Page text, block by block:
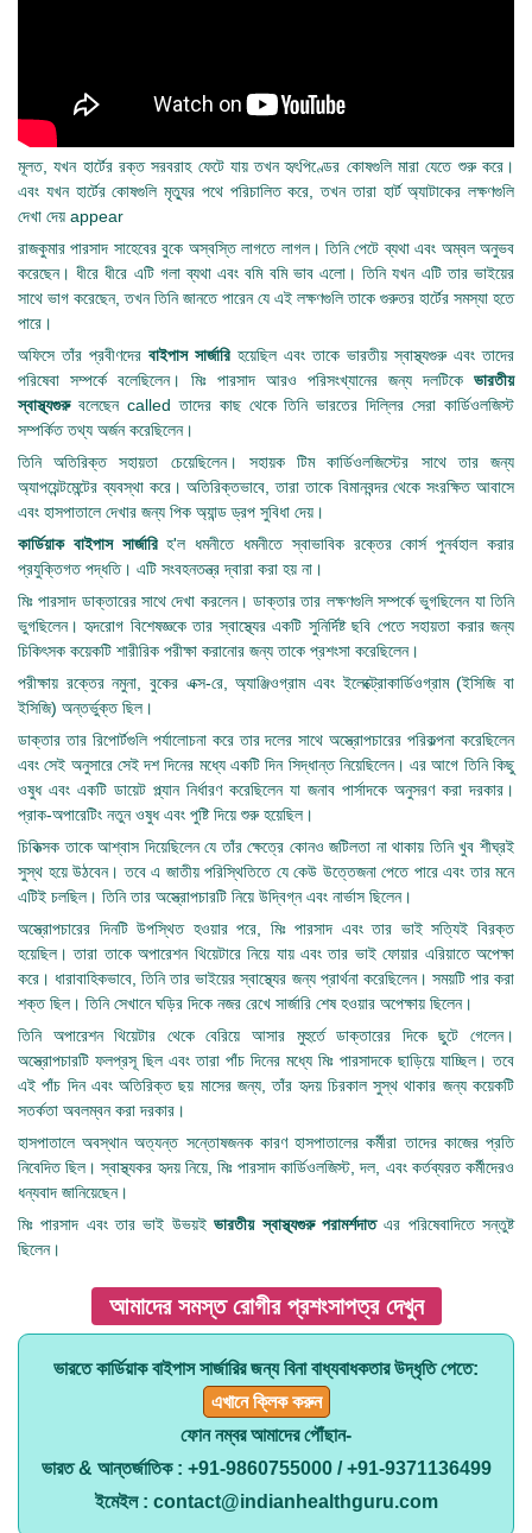
মূলত, যখন হার্টের রক্ত সরবরাহ ফেটে যায় তখন হৃৎপিণ্ডের কোষগুলি মারা যেতে শুরু করে।
এবং যখন হার্টের কোষগুলি মৃত্যুর পথে পরিচালিত করে, তখন তারা হার্ট অ্যাটাকের লক্ষণগুলি
দেখা দেয় appear
রাজকুমার পারসাদ সাহেবের বুকে অস্বস্তি লাগতে লাগল। তিনি পেটে ব্যথা এবং অম্বল অনুভব
করেছেন। ধীরে ধীরে এটি গলা ব্যথা এবং বমি বমি ভাব এলো। তিনি যখন এটি তার ভাইয়ের
সাথে ভাগ করেছেন, তখন তিনি জানতে পারেন যে এই লক্ষণগুলি তাকে গুরুতর হার্টের সমস্যা হতে
পারে।
অফিসে তাঁর প্রবীণদের বাইপাস সার্জারি হয়েছিল এবং তাকে ভারতীয় স্বাস্থ্যগুরু এবং তাদের
পরিষেবা সম্পর্কে বলেছিলেন। মিঃ পারসাদ আরও পরিসংখ্যানের জন্য দলটিকে ভারতীয়
স্বাস্থ্যগুরু বলেছেন called তাদের কাছ থেকে তিনি ভারতের দিল্লির সেরা কার্ডিওলজিস্ট
সম্পর্কিত তথ্য অর্জন করেছিলেন।
তিনি অতিরিক্ত সহায়তা চেয়েছিলেন। সহায়ক টিম কার্ডিওলজিস্টের সাথে তার জন্য
অ্যাপয়েন্টমেন্টের ব্যবস্থা করে। অতিরিক্তভাবে, তারা তাকে বিমানবন্দর থেকে সংরক্ষিত আবাসে
এবং হাসপাতালে দেখার জন্য পিক অ্যান্ড ড্রপ সুবিধা দেয়।
কার্ডিয়াক বাইপাস সার্জারিহ'ল ধমনীতে ধমনীতে স্বাভাবিক রক্তের কোর্স পুনর্বহাল করার
প্রযুক্তিগত পদ্ধতি। এটি সংবহনতন্ত্র দ্বারা করা হয় না।
মিঃ পারসাদ ডাক্তারের সাথে দেখা করলেন। ডাক্তার তার লক্ষণগুলি সম্পর্কে ভুগছিলেন যা তিনি
ভুগছিলেন। হৃদরোগ বিশেষজ্ঞকে তার স্বাস্থ্যের একটি সুনির্দিষ্ট ছবি পেতে সহায়তা করার জন্য
চিকিৎসক কয়েকটি শারীরিক পরীক্ষা করানোর জন্য তাকে প্রশংসা করেছিলেন।
পরীক্ষায় রক্তের নমুনা, বুকের এক্স-রে, অ্যাঞ্জিওগ্রাম এবং ইলেক্ট্রোকার্ডিওগ্রাম (ইসিজি বা
ইসিজি) অন্তর্ভুক্ত ছিল।
ডাক্তার তার রিপোর্টগুলি পর্যালোচনা করে তার দলের সাথে অস্ত্রোপচারের পরিকল্পনা করেছিলেন
এবং সেই অনুসারে সেই দশ দিনের মধ্যে একটি দিন সিদ্ধান্ত নিয়েছিলেন। এর আগে তিনি কিছু
ওষুধ এবং একটি ডায়েট প্ল্যান নির্ধারণ করেছিলেন যা জনাব পার্সাদকে অনুসরণ করা দরকার।
প্রাক-অপারেটিং নতুন ওষুধ এবং পুষ্টি দিয়ে শুরু হয়েছিল।
চিকিত্সক তাকে আশ্বাস দিয়েছিলেন যে তাঁর ক্ষেত্রে কোনও জটিলতা না থাকায় তিনি খুব শীঘ্রই
সুস্থ হয়ে উঠবেন। তবে এ জাতীয় পরিস্থিতিতে যে কেউ উত্তেজনা পেতে পারে এবং তার মনে
এটিই চলছিল। তিনি তার অস্ত্রোপচারটি নিয়ে উদ্বিগ্ন এবং নার্ভাস ছিলেন।
অস্ত্রোপচারের দিনটি উপস্থিত হওয়ার পরে, মিঃ পারসাদ এবং তার ভাই সত্যিই বিরক্ত
হয়েছিল। তারা তাকে অপারেশন থিয়েটারে নিয়ে যায় এবং তার ভাই ফোয়ার এরিয়াতে অপেক্ষা
করে। ধারাবাহিকভাবে, তিনি তার ভাইয়ের স্বাস্থ্যের জন্য প্রার্থনা করেছিলেন। সময়টি পার করা
শক্ত ছিল। তিনি সেখানে ঘড়ির দিকে নজর রেখে সার্জারি শেষ হওয়ার অপেক্ষায় ছিলেন।
তিনি অপারেশন থিয়েটার থেকে বেরিয়ে আসার মুহুর্তে ডাক্তারের দিকে ছুটে গেলেন।
অস্ত্রোপচারটি ফলপ্রসূ ছিল এবং তারা পাঁচ দিনের মধ্যে মিঃ পারসাদকে ছাড়িয়ে যাচ্ছিল। তবে
এই পাঁচ দিন এবং অতিরিক্ত ছয় মাসের জন্য, তাঁর হৃদয় চিরকাল সুস্থ থাকার জন্য কয়েকটি
সতর্কতা অবলম্বন করা দরকার।
হাসপাতালে অবস্থান অত্যন্ত সন্তোষজনক কারণ হাসপাতালের কর্মীরা তাদের কাজের প্রতি
নিবেদিত ছিল। স্বাস্থ্যকর হৃদয় নিয়ে, মিঃ পারসাদ কার্ডিওলজিস্ট, দল, এবং কর্তব্যরত কর্মীদেরও
ধন্যবাদ জানিয়েছেন।
মিঃ পারসাদ এবং তার ভাই উভয়ইভারতীয় স্বাস্থ্যগুরু পরামর্শদাতএর পরিষেবাদিতে সন্তুষ্ট
ছিলেন।
আমাদের সমস্ত রোগীর প্রশংসাপত্র দেখুন
ভারতে কার্ডিয়াক বাইপাস সার্জারির জন্য বিনা বাধ্যবাধকতার উদ্ধৃতি পেতে:
এখানে ক্লিক করুন
ফোন নম্বর আমাদের পৌঁছান-
ভারত & আন্তর্জাতিক : +91-9860755000 / +91-9371136499
ইমেইল : contact@indianhealthguru.com